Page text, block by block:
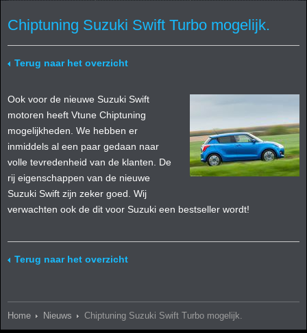
Chiptuning Suzuki Swift Turbo mogelijk.
Terug naar het overzicht
Ook voor de nieuwe Suzuki Swift
motoren heeft Vtune Chiptuning
mogelijkheden. We hebben er
inmiddels al een paar gedaan naar
volle tevredenheid van de klanten. De
rij eigenschappen van de nieuwe
Suzuki Swift zijn zeker goed. Wij
verwachten ook de dit voor Suzuki een bestseller wordt!
Terug naar het overzicht
Home Nieuws Chiptuning Suzuki Swift Turbo mogelijk.